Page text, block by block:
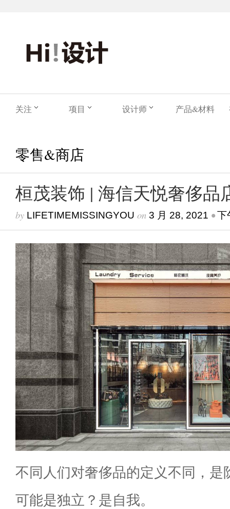
关注 项目 设计师 产品&材料
零售&商店
桓茂装饰 | 海信天悦奢侈品
by LIFETIMEMISSINGYOU on 3 月 28, 2021 •下
不同人们对奢侈品的定义不同，是
可能是独立？是自我。